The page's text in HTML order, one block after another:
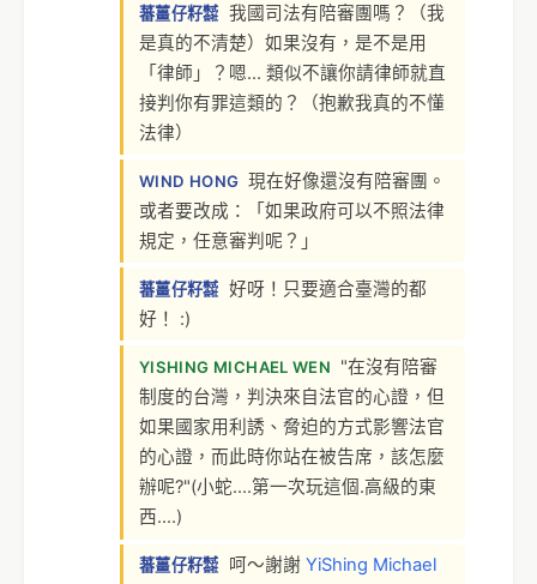
蕃薑仔籽㍿ 我國司法有陪審團嗎？（我
是真的不清楚）如果沒有，是不是用
「律師」？嗯... 類似不讓你請律師就直
接判你有罪這類的？（抱歉我真的不懂
法律）
WIND HONG 現在好像還沒有陪審團。
或者要改成：「如果政府可以不照法律
規定，任意審判呢？」
蕃薑仔籽㍿ 好呀！只要適合臺灣的都
好！ :)
YISHING MICHAEL WEN
"在沒有陪審
制度的台灣，判決來自法官的心證，但
如果國家用利誘、脅迫的方式影響法官
的心證，而此時你站在被告席，該怎麼
辦呢?"(小蛇....第一次玩這個.高級的東
西....)
蕃薑仔籽㍿ 呵～謝謝 YiShing Michael